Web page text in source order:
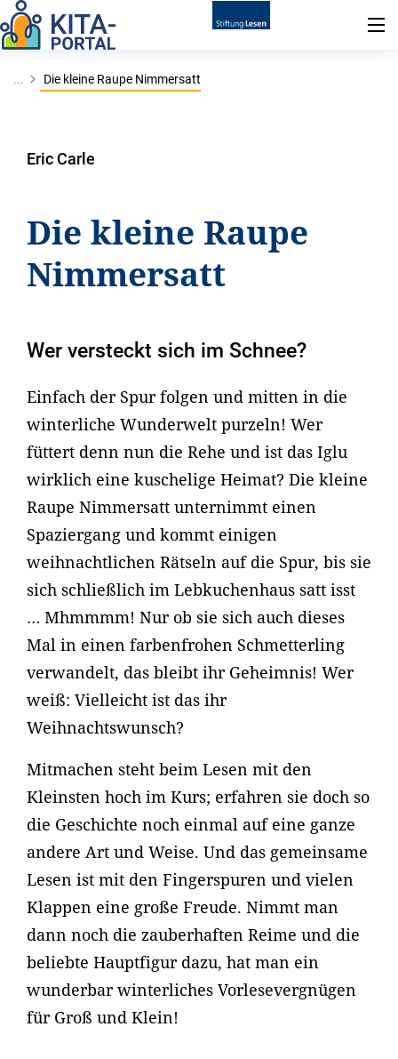
... Die kleine Raupe Nimmersatt
Eric Carle
Die kleine Raupe
Nimmersatt
Wer versteckt sich im Schnee?
Einfach der Spur folgen und mitten in die
winterliche Wunderwelt purzeln! Wer
füttert denn nun die Rehe und ist das Iglu
wirklich eine kuschelige Heimat? Die kleine
Raupe Nimmersatt unternimmt einen
Spaziergang und kommt einigen
weihnachtlichen Rätseln auf die Spur, bis sie
sich schließlich im Lebkuchenhaus satt isst
… Mhmmmm! Nur ob sie sich auch dieses
Mal in einen farbenfrohen Schmetterling
verwandelt, das bleibt ihr Geheimnis! Wer
weiß: Vielleicht ist das ihr
Weihnachtswunsch?
Mitmachen steht beim Lesen mit den
Kleinsten hoch im Kurs; erfahren sie doch so
die Geschichte noch einmal auf eine ganze
andere Art und Weise. Und das gemeinsame
Lesen ist mit den Fingerspuren und vielen
Klappen eine große Freude. Nimmt man
dann noch die zauberhaften Reime und die
beliebte Hauptfigur dazu, hat man ein
wunderbar winterliches Vorlesevergnügen
für Groß und Klein!